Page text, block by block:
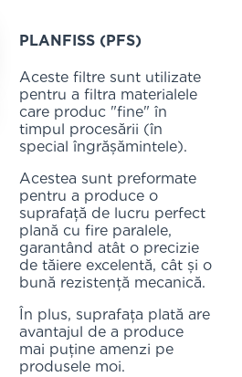
PLANFISS (PFS)
Aceste filtre sunt utilizate
pentru a filtra materialele
care produc "fine" în
timpul procesării (în
special îngrășămintele).
Acestea sunt preformate
pentru a produce o
suprafață de lucru perfect
plană cu fire paralele,
garantând atât o precizie
de tăiere excelentă, cât și o
bună rezistență mecanică.
În plus, suprafața plată are
avantajul de a produce
mai puține amenzi pe
produsele moi.